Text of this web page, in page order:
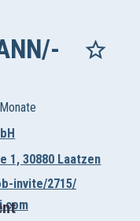
1, 30880 Laatzen
invite/2715/